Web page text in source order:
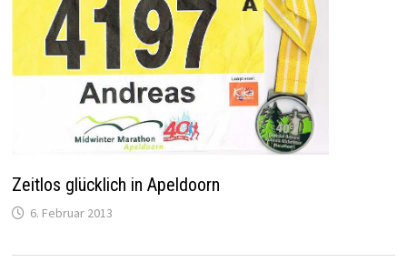
Zeitlos glücklich in Apeldoorn
6. Februar 2013